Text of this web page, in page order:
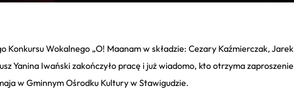
Konkursu Wokalnego „O! Maanam w składzie: Cezary Kaźmierczak, Jarek
Yanina Iwański zakończyło pracę i już wiadomo, kto otrzyma zaproszenie
w Gminnym Ośrodku Kultury w Stawigudzie.